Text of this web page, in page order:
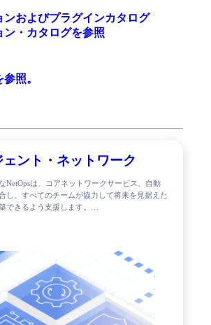
ンおよびプラグインカタログ
ン・カタログを参照
照。
ント・ネットワーク
NetOpsは、コアネットワークサービス、自動
し、すべてのチームが協力して将来を見据えた
できるよう支援します。…